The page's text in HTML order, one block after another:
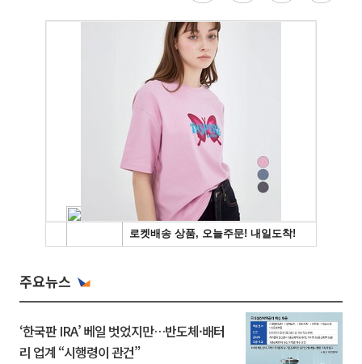
주요뉴스
‘한국판 IRA’ 베일 벗었지만…반도체·배터
리 업계 “시행령이 관건”